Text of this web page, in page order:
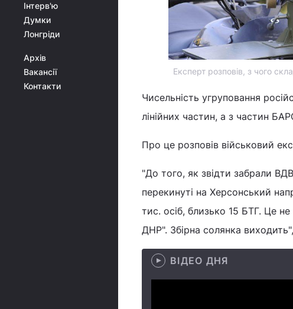
Інтерв'ю
Думки
Лонгріди
Архів
Вакансії
Контакти
Експерт розповів, з чого
Чисельність угруповання
лінійних частин, а з частин
Про це розповів військовий
"До того, як звідти забрали
перекинуті на Херсонський
тис. осіб, близько 15 БТГ. Це
ДНР". Збірна солянка
ВІДЕО ДНЯ